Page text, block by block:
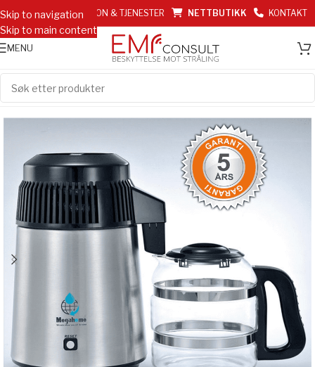
Skip to navigation
Skip to main content
EMF INFORMASJON & TJENESTER NETTBUTIKK KONTAKT
MENU